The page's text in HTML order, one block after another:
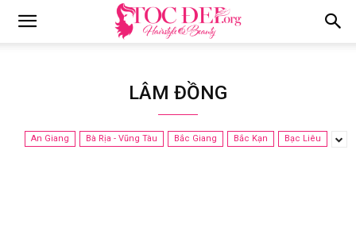
LÂM ĐỒNG
An Giang Bà Rịa - Vũng Tàu Bắc Giang Bắc Kạn Bạc Liêu